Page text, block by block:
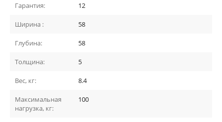
Гарантия: 12
Ширина : 58
Глубина: 58
Толщина: 5
Вес, кг: 8.4
Максимальная
нагрузка, кг:
100